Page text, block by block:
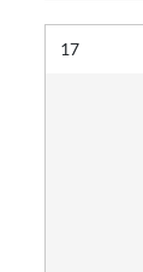
Résultat n°
17